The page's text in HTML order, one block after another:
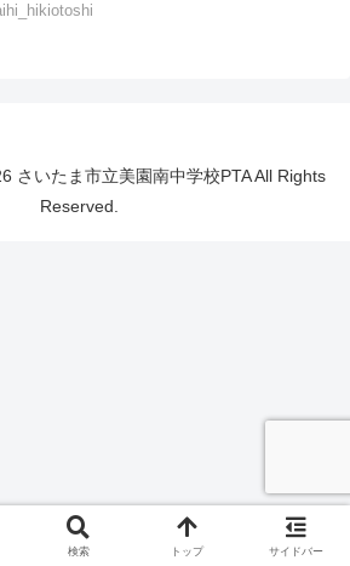
さいたま市立美園南中学校PTA All Rights
Reserved.
検索 トップ サイドバー